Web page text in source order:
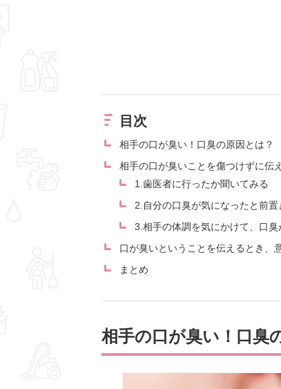
目次
相手の口が臭い！口臭の原因とは？
相手の口が臭いことを傷つけずに伝
1.歯医者に行ったか聞いてみる
2.自分の口臭が気になったと前
3.相手の体調を気にかけて、口
口が臭いということを伝えるとき、
まとめ
相手の口が臭い！口臭